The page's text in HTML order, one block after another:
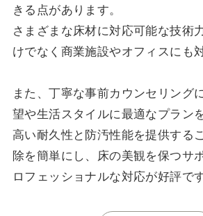
きる点があります。
さまざまな床材に対応可能な技術
けでなく商業施設やオフィスにも
また、丁寧な事前カウンセリング
望や生活スタイルに最適なプラン
高い耐久性と防汚性能を提供する
除を簡単にし、床の美観を保つサ
ロフェッショナルな対応が好評です